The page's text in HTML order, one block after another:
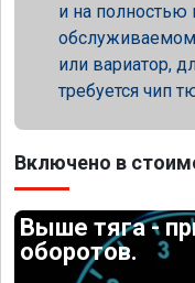
и на
обслуживаемом
или вариатор,
требуется чип
Включено в
Выше тяга -
оборотов.